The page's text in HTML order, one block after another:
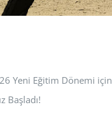
Yeni Eğitim Dönemi için
Başladı!